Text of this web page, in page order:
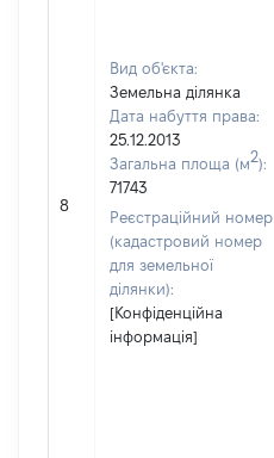
8
Вид об'єкта:
Земельна ділянка
Дата набуття права:
25.12.2013
Загальна площа (м2):
71743
Реєстраційний номер
(кадастровий номер
для земельної
ділянки):
[Конфіденційна
інформація]